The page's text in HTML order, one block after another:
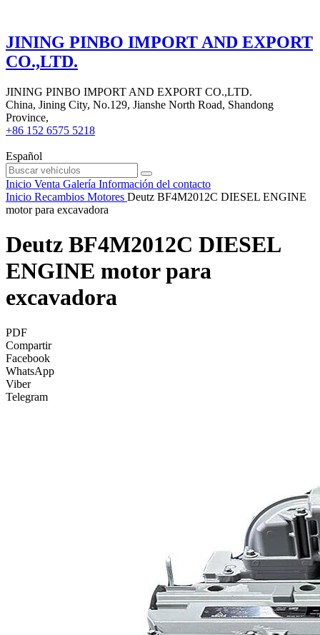
JINING PINBO IMPORT AND EXPORT
CO.,LTD.
JINING PINBO IMPORT AND EXPORT CO.,LTD.
China, Jining City, No.129, Jianshe North Road, Shandong
Province,
+86 152 6575 5218
Español
Inicio Venta Galería Información del contacto
Inicio Recambios Motores Deutz BF4M2012C DIESEL ENGINE
motor para excavadora
Deutz BF4M2012C DIESEL
ENGINE motor para
excavadora
PDF
Compartir
Facebook
WhatsApp
Viber
Telegram